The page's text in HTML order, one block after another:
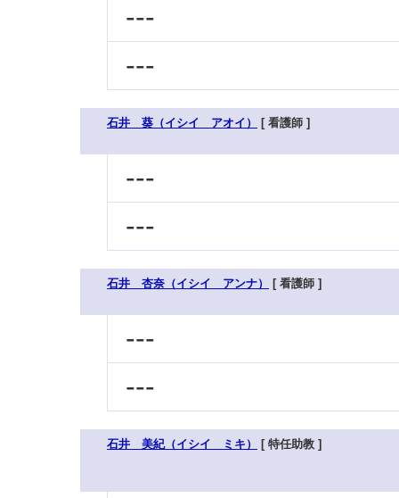
---
---
石井 葵（イシイ アオイ） [ 看護師 ]
---
---
石井 杏奈（イシイ アンナ） [ 看護師 ]
---
---
石井 美紀（イシイ ミキ） [ 特任助教 ]